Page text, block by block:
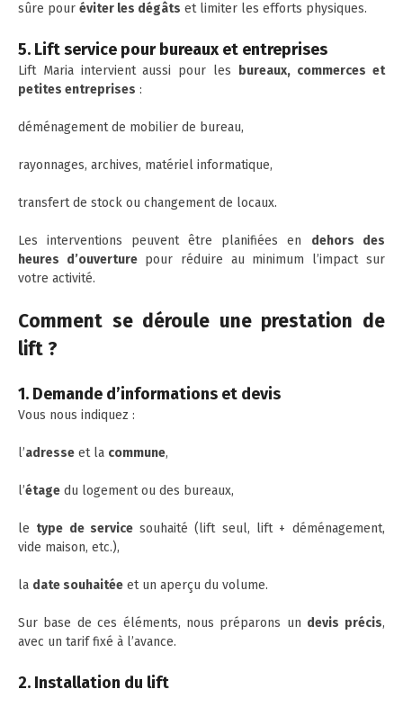
sûre pour éviter les dégâts et limiter les efforts physiques.
5. Lift service pour bureaux et entreprises
Lift Maria intervient aussi pour les
bureaux, commerces et
petites entreprises :
déménagement de mobilier de bureau,
rayonnages, archives, matériel informatique,
transfert de stock ou changement de locaux.
Les interventions peuvent être planifiées en dehors des
heures d’ouverturepour réduire au minimum l’impact sur
votre activité.
Comment se déroule une prestation de
lift ?
1. Demande d’informations et devis
Vous nous indiquez :
l’adresse et la commune,
l’étage du logement ou des bureaux,
le type de servicesouhaité (lift seul, lift + déménagement,
vide maison, etc.),
la date souhaitée et un aperçu du volume.
Sur base de ces éléments, nous préparons un devis précis,
avec un tarif fixé à l’avance.
2. Installation du lift